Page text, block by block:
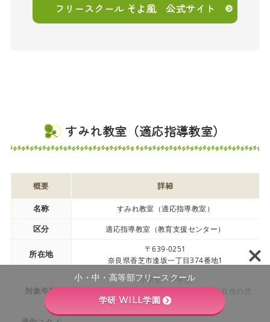
フリースクール そよ風 公式サイト
すみれ教室（適応指導教室）
概要 詳細
名称 すみれ教室（適応指導教室）
区分 適応指導教室（教育支援センター）
所在地
〒639-0251
奈良県香芝市逢坂一丁目374番地1
対象年齢
小学生・中学生
（香芝市立小中学校在籍、または香芝市内在住の児
童生徒）
小・中・高等部フリースクール
学研 WILL学園